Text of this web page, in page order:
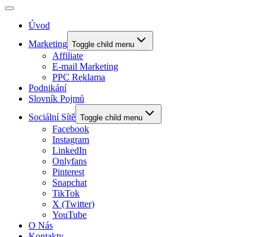
Úvod
Marketing Toggle child menu
Affiliate
E-mail Marketing
PPC Reklama
Podnikání
Slovník Pojmů
Sociální Sítě Toggle child menu
Facebook
Instagram
LinkedIn
Onlyfans
Pinterest
Snapchat
TikTok
X (Twitter)
YouTube
O Nás